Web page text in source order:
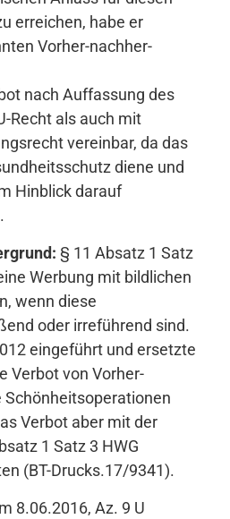
erreichen, habe er
Vorher-nachher-
nach Auffassung des
Recht als auch mit
vereinbar, da das
diene und
Hinblick darauf
§ 11 Absatz 1 Satz
Werbung mit bildlichen
wenn diese
oder irreführend sind.
eingeführt und ersetzte
Verbot von Vorher-
Schönheitsoperationen
Verbot aber mit der
1 Satz 3 HWG
(BT-Drucks.17/9341).
8.06.2016, Az. 9 U